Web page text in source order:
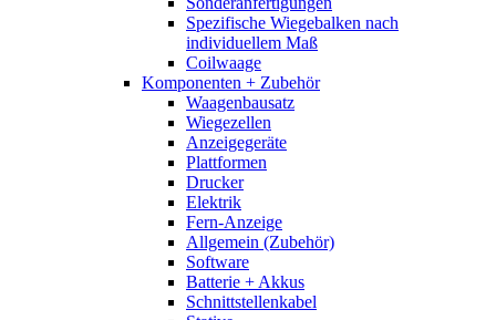
Spezifische Wiegebalken nach
individuellem Maß
Coilwaage
Komponenten + Zubehör
Waagenbausatz
Wiegezellen
Anzeigegeräte
Plattformen
Drucker
Elektrik
Fern-Anzeige
Allgemein (Zubehör)
Software
Batterie + Akkus
Schnittstellenkabel